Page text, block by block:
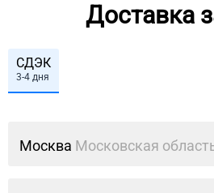
Доставка
СДЭК
3-4 дня
Москва Московская